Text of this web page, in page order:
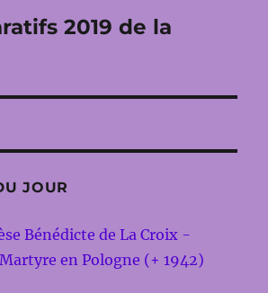
2019 de la
JOUR
Bénédicte de La Croix -
en Pologne (+ 1942)